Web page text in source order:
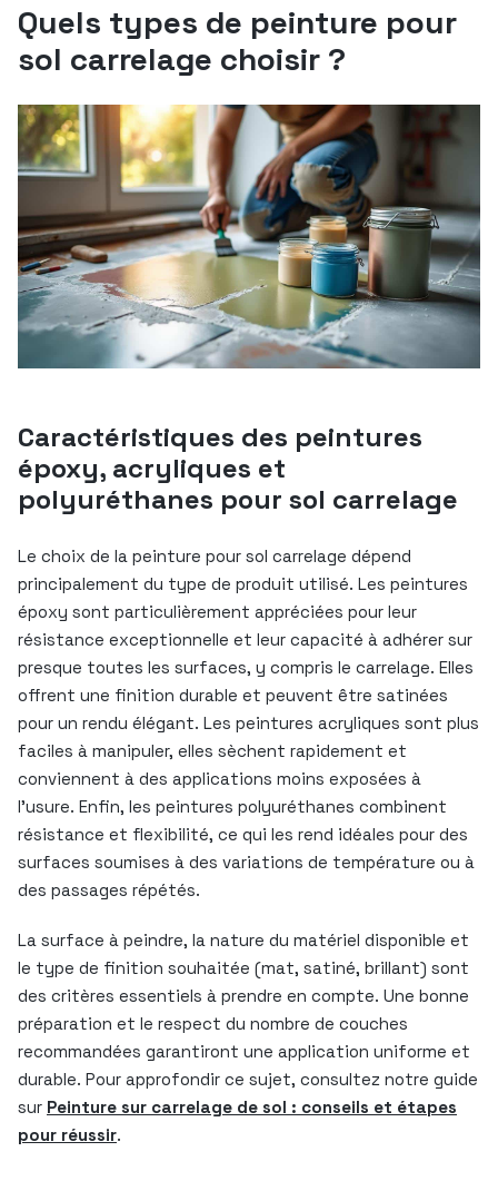
Quels types de peinture pour
sol carrelage choisir ?
Caractéristiques des peintures
époxy, acryliques et
polyuréthanes pour sol carrelage
Le choix de la peinture pour sol carrelage dépend
principalement du type de produit utilisé. Les peintures
époxy sont particulièrement appréciées pour leur
résistance exceptionnelle et leur capacité à adhérer sur
presque toutes les surfaces, y compris le carrelage. Elles
offrent une finition durable et peuvent être satinées
pour un rendu élégant. Les peintures acryliques sont plus
faciles à manipuler, elles sèchent rapidement et
conviennent à des applications moins exposées à
l’usure. Enfin, les peintures polyuréthanes combinent
résistance et flexibilité, ce qui les rend idéales pour des
surfaces soumises à des variations de température ou à
des passages répétés.
La surface à peindre, la nature du matériel disponible et
le type de finition souhaitée (mat, satiné, brillant) sont
des critères essentiels à prendre en compte. Une bonne
préparation et le respect du nombre de couches
recommandées garantiront une application uniforme et
durable. Pour approfondir ce sujet, consultez notre guide
sur Peinture sur carrelage de sol : conseils et étapes
pour réussir.